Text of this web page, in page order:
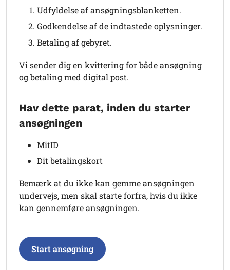
Udfyldelse af ansøgningsblanketten.
Godkendelse af de indtastede oplysninger.
Betaling af gebyret.
Vi sender dig en kvittering for både ansøgning
og betaling med digital post.
Hav dette parat, inden du starter
ansøgningen
MitID
Dit betalingskort
Bemærk at du ikke kan gemme ansøgningen
undervejs, men skal starte forfra, hvis du ikke
kan gennemføre ansøgningen.
Start ansøgning